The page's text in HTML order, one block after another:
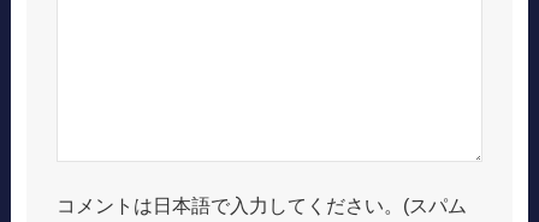
コメントは日本語で入力してください。(スパム